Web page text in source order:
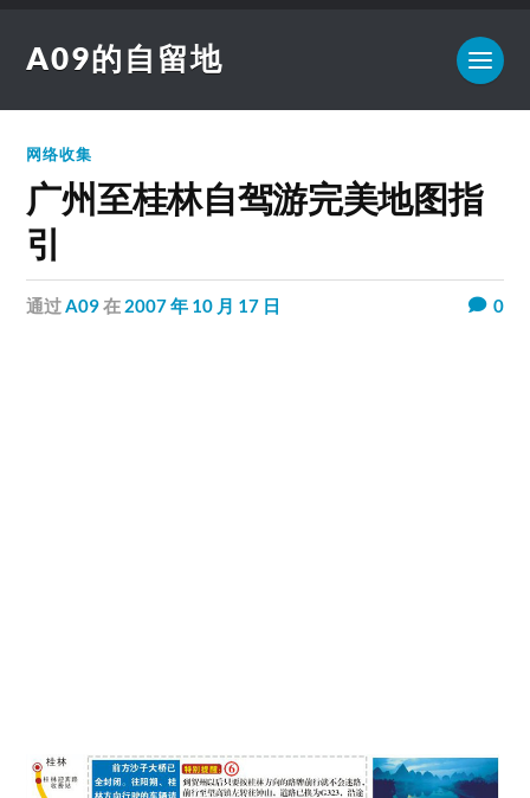
A09的自留地
网络收集
广州至桂林自驾游完美地图指
引
通过A09在 2007 年 10 月 17 日 0